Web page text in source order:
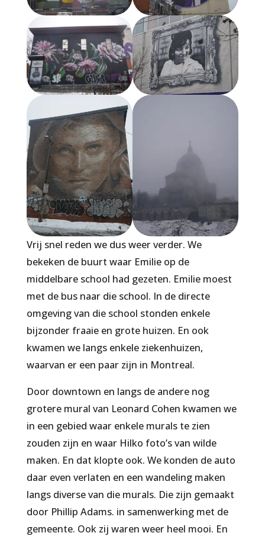
Vrij snel reden we dus weer verder. We
bekeken de buurt waar Emilie op de
middelbare school had gezeten. Emilie moest
met de bus naar die school. In de directe
omgeving van die school stonden enkele
bijzonder fraaie en grote huizen. En ook
kwamen we langs enkele ziekenhuizen,
waarvan er een paar zijn in Montreal.
Door downtown en langs de andere nog
grotere mural van Leonard Cohen kwamen we
in een gebied waar enkele murals te zien
zouden zijn en waar Hilko foto’s van wilde
maken. En dat klopte ook. We konden de auto
daar even verlaten en een wandeling maken
langs diverse van die murals. Die zijn gemaakt
door Phillip Adams. in samenwerking met de
gemeente. Ook zij waren weer heel mooi. En